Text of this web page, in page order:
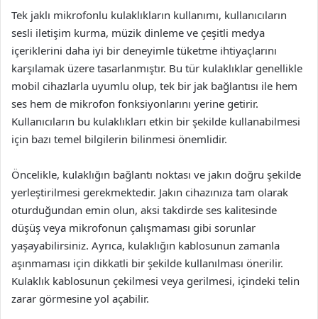
Tek jaklı mikrofonlu kulaklıkların kullanımı, kullanıcıların
sesli iletişim kurma, müzik dinleme ve çeşitli medya
içeriklerini daha iyi bir deneyimle tüketme ihtiyaçlarını
karşılamak üzere tasarlanmıştır. Bu tür kulaklıklar genellikle
mobil cihazlarla uyumlu olup, tek bir jak bağlantısı ile hem
ses hem de mikrofon fonksiyonlarını yerine getirir.
Kullanıcıların bu kulaklıkları etkin bir şekilde kullanabilmesi
için bazı temel bilgilerin bilinmesi önemlidir.
Öncelikle, kulaklığın bağlantı noktası ve jakın doğru şekilde
yerleştirilmesi gerekmektedir. Jakın cihazınıza tam olarak
oturduğundan emin olun, aksi takdirde ses kalitesinde
düşüş veya mikrofonun çalışmaması gibi sorunlar
yaşayabilirsiniz. Ayrıca, kulaklığın kablosunun zamanla
aşınmaması için dikkatli bir şekilde kullanılması önerilir.
Kulaklık kablosunun çekilmesi veya gerilmesi, içindeki telin
zarar görmesine yol açabilir.